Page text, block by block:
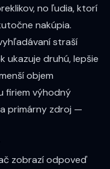
no ľudia, ktorí
nakúpia.
straší
druhú, lepšie
objem
firiem výhodný
primárny zdroj —
zobrazí odpoveď